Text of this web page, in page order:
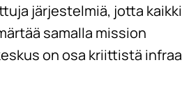
järjestelmiä, jotta kaikki
samalla mission
on osa kriittistä infraa